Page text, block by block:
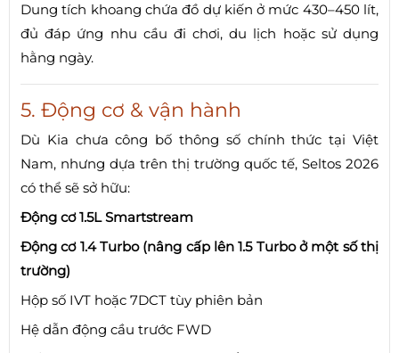
Dung tích khoang chứa đồ dự kiến ở mức 430–450 lít,
đủ đáp ứng nhu cầu đi chơi, du lịch hoặc sử dụng
hằng ngày.
5. Động cơ & vận hành
Dù Kia chưa công bố thông số chính thức tại Việt
Nam, nhưng dựa trên thị trường quốc tế, Seltos 2026
có thể sẽ sở hữu:
Động cơ 1.5L Smartstream
Động cơ 1.4 Turbo (nâng cấp lên 1.5 Turbo ở một số thị
trường)
Hộp số IVT hoặc 7DCT tùy phiên bản
Hệ dẫn động cầu trước FWD